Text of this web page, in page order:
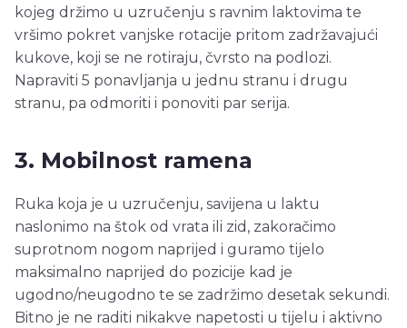
kojeg držimo u uzručenju s ravnim laktovima te
vršimo pokret vanjske rotacije pritom zadržavajući
kukove, koji se ne rotiraju, čvrsto na podlozi.
Napraviti 5 ponavljanja u jednu stranu i drugu
stranu, pa odmoriti i ponoviti par serija.
3. Mobilnost ramena
Ruka koja je u uzručenju, savijena u laktu
naslonimo na štok od vrata ili zid, zakoračimo
suprotnom nogom naprijed i guramo tijelo
maksimalno naprijed do pozicije kad je
ugodno/neugodno te se zadržimo desetak sekundi.
Bitno je ne raditi nikakve napetosti u tijelu i aktivno